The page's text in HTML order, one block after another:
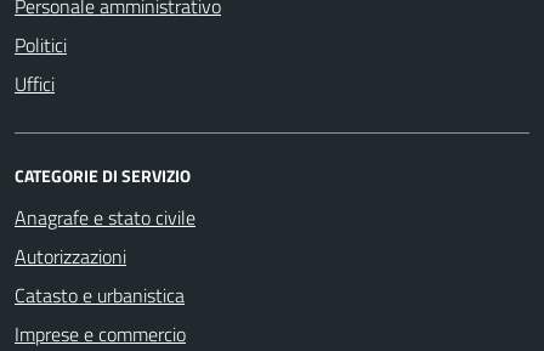
Politici
Uffici
CATEGORIE DI SERVIZIO
Anagrafe e stato civile
Autorizzazioni
Catasto e urbanistica
Imprese e commercio